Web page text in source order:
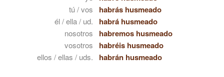
tú / vos habrás husmeado
él / ella / ud. habrá husmeado
nosotros habremos husmeado
vosotros habréis husmeado
ellos / ellas / uds. habrán husmeado